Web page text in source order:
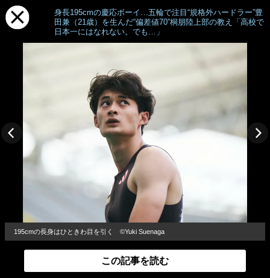
身長195cmの慶応ボーイ…五輪で注目“規格外ハードラー”豊
田兼（21歳）を生んだ“偏差値70”桐朋陸上部の教え「高校で
日本一にはなれない。でも…」
195cmの長身はひときわ目を引く ©Yuki Suenaga
この記事を読む